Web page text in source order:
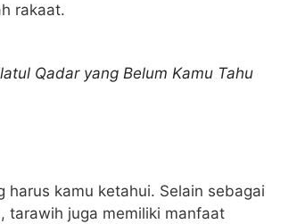
rakaat.
Qadar yang Belum Kamu Tahu
kamu ketahui. Selain sebagai
tarawih juga memiliki manfaat